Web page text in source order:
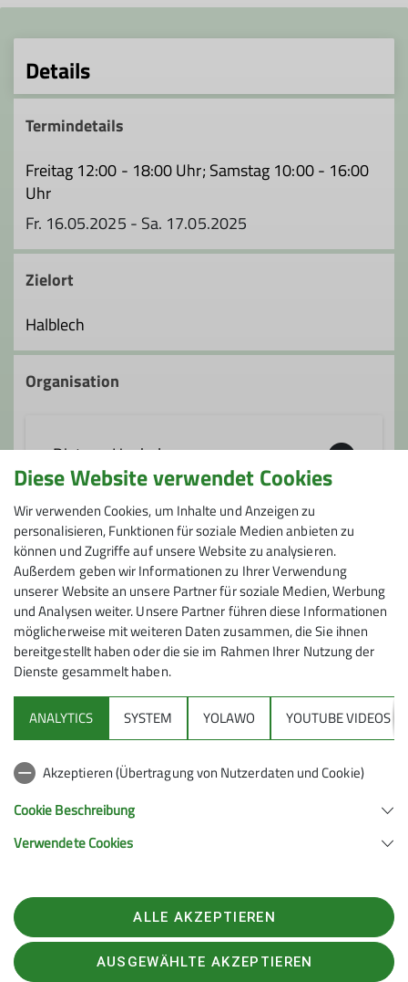
Details
Termindetails
Freitag 12:00 - 18:00 Uhr; Samstag 10:00 - 16:00
Uhr
Fr. 16.05.2025 - Sa. 17.05.2025
Zielort
Halblech
Organisation
Dietmar Henkel
0171/5746771
dietmar.henkel@dav-
wolfratshausen.de
Qualifikationen
Trainer*in C MTB Guide
Trainer*in C MTB Fahrtechnik
Preis
70,00 €
Alpenverein
Sektion Wolfratshausen des Deutschen Alpenvereins e.V.
Telefon +4981713870874
Diese Website verwendet Cookies
Wir verwenden Cookies, um Inhalte und Anzeigen zu
personalisieren, Funktionen für soziale Medien anbieten zu
können und Zugriffe auf unsere Website zu analysieren.
Außerdem geben wir Informationen zu Ihrer Verwendung
unserer Website an unsere Partner für soziale Medien, Werbung
und Analysen weiter. Unsere Partner führen diese Informationen
möglicherweise mit weiteren Daten zusammen, die Sie ihnen
bereitgestellt haben oder die sie im Rahmen Ihrer Nutzung der
Dienste gesammelt haben.
ANALYTICS SYSTEM YOLAWO YOUTUBE VIDEOS
Akzeptieren (Übertragung von Nutzerdaten und Cookie)
Cookie Beschreibung
Verwendete Cookies
ALLE AKZEPTIEREN
AUSGEWÄHLTE AKZEPTIEREN